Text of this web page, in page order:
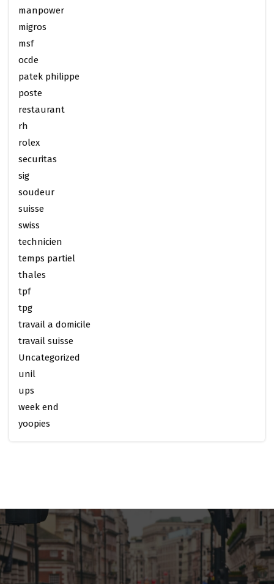
manpower
migros
msf
ocde
patek philippe
poste
restaurant
rh
rolex
securitas
sig
soudeur
suisse
swiss
technicien
temps partiel
thales
tpf
tpg
travail a domicile
travail suisse
Uncategorized
unil
ups
week end
yoopies